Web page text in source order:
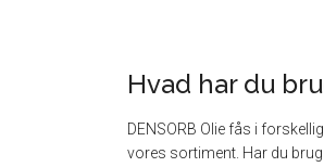
Hvad har du
DENSORB Olie fås i
vores sortiment. Har du